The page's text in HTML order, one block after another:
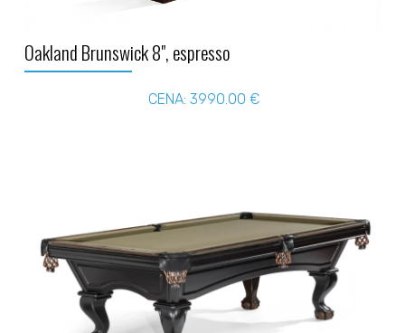
Oakland Brunswick 8", espresso
CENA: 3990.00 €